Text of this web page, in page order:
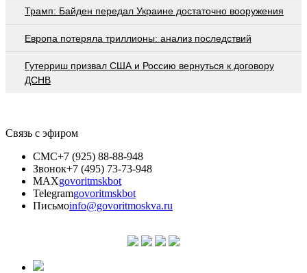
Трамп: Байден передал Украине достаточно вооружения
Европа потеряла триллионы: анализ последствий
Гутерриш призвал США и Россию вернуться к договору
ДСНВ
Связь с эфиром
СМС+7 (925) 88-88-948
Звонок+7 (495) 73-73-948
MAXgovoritmskbot
Telegramgovoritmskbot
Письмоinfo@govoritmoskva.ru